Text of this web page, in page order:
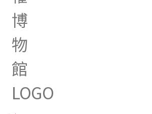
Mar 23, 2022 |
利害關係人申請公職
避申請書（法人或團
用）